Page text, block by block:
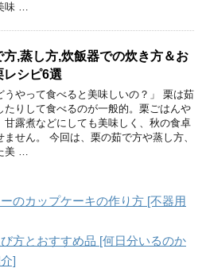
味 …
方,蒸し方,炊飯器での炊き方＆お
レシピ6選
うやって食べると美味しいの？」 栗は茹
たりして食べるのが一般的。栗ごはんや
甘露煮などにしても美味しく、秋の食卓
ません。 今回は、栗の茹で方や蒸し方、
美 …
のカップケーキの作り方 [不器用
方とおすすめ品 [何日分いるのか
]